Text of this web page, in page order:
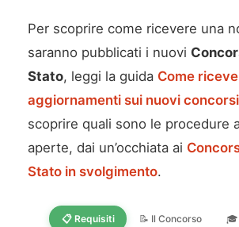
Per scoprire come ricevere una
saranno pubblicati i nuovi
Stato, leggi la guida Come
aggiornamenti sui nuovi
scoprire quali sono le procedure
aperte, dai un’occhiata ai
Stato in svolgimento.
📋 Requisiti 📝 Il Concorso